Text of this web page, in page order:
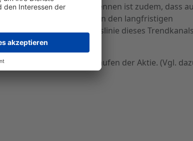
Unschwer zu erkennen ist zudem, dass
innerhalb der Bandbreiten den langfristigen
die obere Begrenzungslinie dieses Trendkanals
immer noch zum Zukaufen der Aktie. (Vgl.